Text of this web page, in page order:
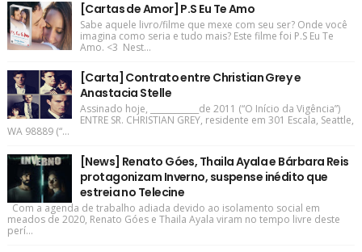
[Cartas de Amor] P.S Eu Te Amo
Sabe aquele livro/filme que mexe com seu ser? Onde você
imagina como seria e tudo mais? Este filme foi P.S Eu Te
Amo. <3 Nest...
[Carta] Contrato entre Christian Grey e
Anastacia Stelle
Assinado hoje, ____________de 2011 (“O Início da Vigência”)
ENTRE SR. CHRISTIAN GREY, residente em 301 Escala, Seattle,
WA 98889 (“...
[News] Renato Góes, Thaila Ayala e Bárbara Reis
protagonizam Inverno, suspense inédito que
estreia no Telecine
Com a agenda de trabalho adiada devido ao isolamento social em
meados de 2020, Renato Góes e Thaila Ayala viram no tempo livre deste
perí...